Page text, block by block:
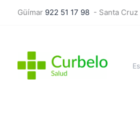
Güímar 922 51 17 98 - Santa Cruz
por: